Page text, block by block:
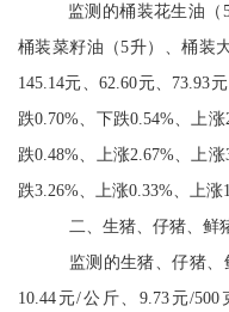
监测的桶装花生油（
桶装菜籽油（5升）、桶装
145.14元、62.60元、 73.93
跌0.70% 、下跌0.54%、上涨
跌0.48% 、上涨2.67%、上涨
跌3.26% 、上涨0.33% 、上涨
二、生猪、仔猪、 鲜
监测的生猪、仔猪
10.44 元/公斤、9.73 元/500